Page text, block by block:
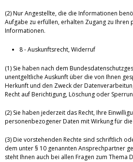
(2) Nur Angestellte, die die Informationen
Aufgabe zu erfüllen, erhalten Zugang zu Ihren
Informationen.
8 - Auskunftsrecht, Widerruf
(1) Sie haben nach dem
unentgeltliche Auskunft über die von Ihnen
Herkunft und den Zweck der
Recht auf Berichtigung, Löschung oder
(2) Sie haben jederzeit das Recht, Ihre
personenbezogener Daten mit Wirkung für
(3) Die vorstehenden Rechte sind schriftlich
dem unter § 10 genannten Ansprechpartner
steht Ihnen auch bei allen Fragen zum Thema